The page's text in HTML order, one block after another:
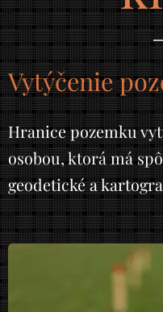
Vytýčenie
Hranice pozemku
osobou, ktorá má
geodetické a